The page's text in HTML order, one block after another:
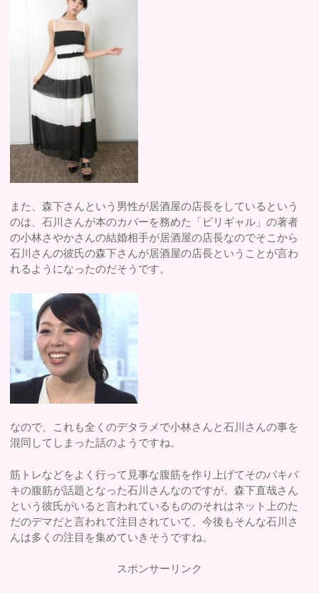
また、森下さんという男性が居酒屋の店長をしているという
のは、石川さんが本のカバーを務めた「ビリギャル」の著者
の小林さやかさんの結婚相手が居酒屋の店長なのでそこから
石川さんの彼氏の森下さんが居酒屋の店長ということが言わ
れるようになったのだそうです。
なので、これも全くのデタラメで小林さんと石川さんの事を
混同してしまった話のようですね。
筋トレなどをよく行って見事な腹筋を作り上げてそのバキバ
キの腹筋が話題となった石川さんなのですが、森下直哉さん
という彼氏がいると言われているもののそれはネット上のた
だのデマだと言われて注目されていて、今後もそんな石川さ
んは多くの注目を集めていきそうですね。
スポンサーリンク